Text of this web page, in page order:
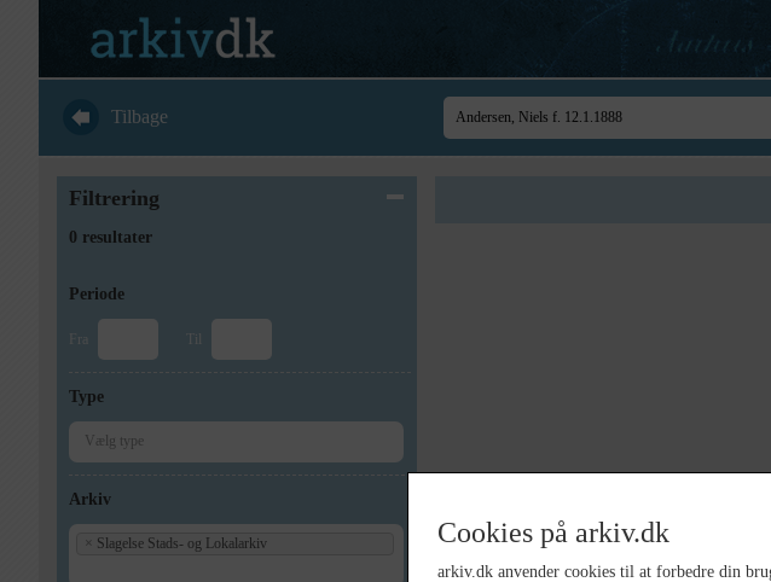
Tilbage
Filtrering
0 resultater
Periode
Fra Til
Type
Arkiv
× Slagelse Stads- og Lokalarkiv Cookies på arkiv.dk
arkiv.dk anvender cookies til at forbedre din